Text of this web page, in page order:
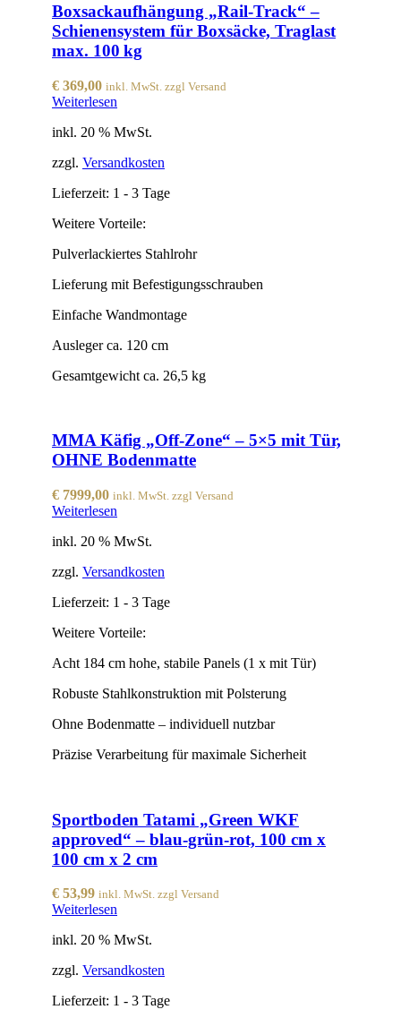
Boxsackaufhängung „Rail-Track“ –
Schienensystem für Boxsäcke, Traglast
max. 100 kg
€ 369,00 inkl. MwSt. zzgl Versand
Weiterlesen
inkl. 20 % MwSt.
zzgl. Versandkosten
Lieferzeit: 1 - 3 Tage
Weitere Vorteile:
Pulverlackiertes Stahlrohr
Lieferung mit Befestigungsschrauben
Einfache Wandmontage
Ausleger ca. 120 cm
Gesamtgewicht ca. 26,5 kg
MMA Käfig „Off-Zone“ – 5×5 mit Tür,
OHNE Bodenmatte
€ 7999,00 inkl. MwSt. zzgl Versand
Weiterlesen
inkl. 20 % MwSt.
zzgl. Versandkosten
Lieferzeit: 1 - 3 Tage
Weitere Vorteile:
Acht 184 cm hohe, stabile Panels (1 x mit Tür)
Robuste Stahlkonstruktion mit Polsterung
Ohne Bodenmatte – individuell nutzbar
Präzise Verarbeitung für maximale Sicherheit
Sportboden Tatami „Green WKF
approved“ – blau-grün-rot, 100 cm x
100 cm x 2 cm
€ 53,99 inkl. MwSt. zzgl Versand
Weiterlesen
inkl. 20 % MwSt.
zzgl. Versandkosten
Lieferzeit: 1 - 3 Tage